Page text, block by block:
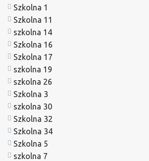
Szkolna 1
Szkolna 11
szkolna 14
Szkolna 16
Szkolna 17
szkolna 19
szkolna 26
Szkolna 3
szkolna 30
Szkolna 32
Szkolna 34
Szkolna 5
szkolna 7